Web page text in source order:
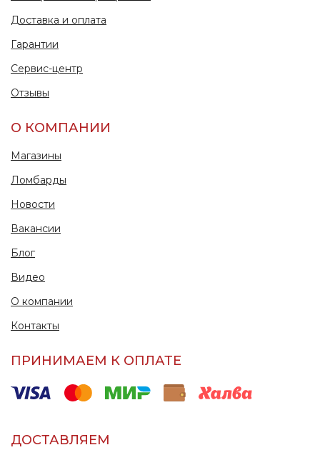
Доставка и оплата
Гарантии
Сервис-центр
Отзывы
О КОМПАНИИ
Магазины
Ломбарды
Новости
Вакансии
Блог
Видео
О компании
Контакты
ПРИНИМАЕМ К ОПЛАТЕ
ДОСТАВЛЯЕМ